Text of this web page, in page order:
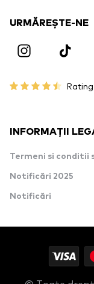
URMĂREȘTE-NE
Rating
INFORMAȚII
Termeni si
Notificări 2025
Notificări